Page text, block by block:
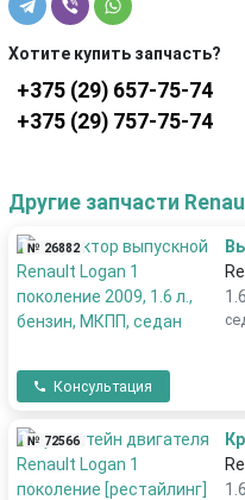
Хотите купить запчасть?
+375 (29) 657-75-74
+375 (29) 757-75-74
Другие запчасти
№ 26882
Консультация
№ 72566